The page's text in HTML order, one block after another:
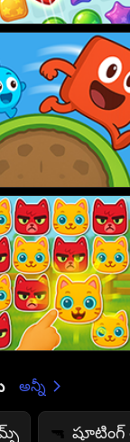
అన్నీ
🔫 షూటింగ్